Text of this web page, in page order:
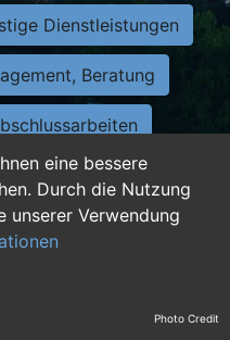
eine bessere
Durch die Nutzung
unserer Verwendung
Dienstleistungen
Beratung
Sekretariat
Ausbildung Photo Credit